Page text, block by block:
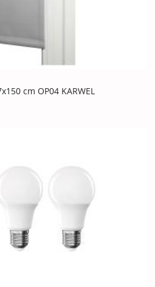
cm OP04 KARWEL